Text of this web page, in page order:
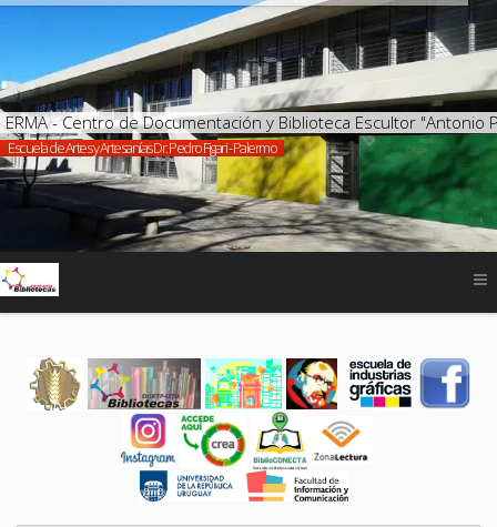
ERMA - Centro de Documentación y Biblioteca Escultor "Antonio
Escuela de Artes y Artesanías Dr. Pedro Figari - Palermo